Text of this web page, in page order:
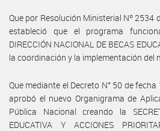
Que por Resolución Ministerial Nº 2534
estableció que el programa
DIRECCIÓN NACIONAL DE BECAS
la coordinación y la implementación del
Que mediante el Decreto N° 50 de
aprobó el nuevo Organigrama de
Pública Nacional creando la
EDUCATIVA Y ACCIONES